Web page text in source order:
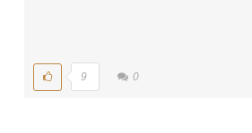
9 0